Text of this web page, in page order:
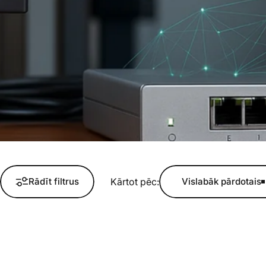
Rādīt filtrus Kārtot pēc: Vislabāk pārdotais